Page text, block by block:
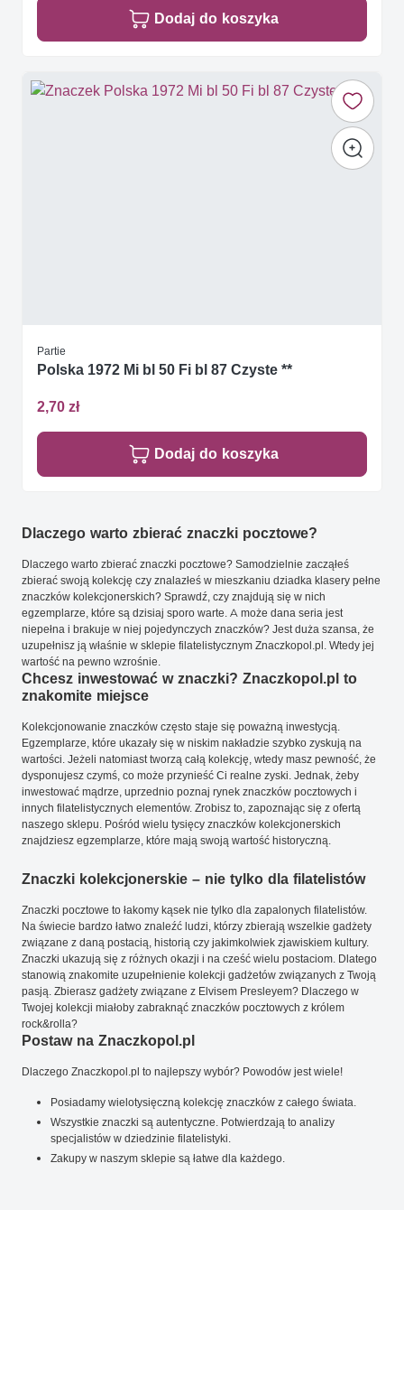
Dodaj do koszyka
Partie
Polska 1972 Mi bl 50 Fi bl 87 Czyste **
2,70 zł
Dodaj do koszyka
Dlaczego warto zbierać znaczki pocztowe?
Dlaczego warto zbierać znaczki pocztowe? Samodzielnie zacząłeś
zbierać swoją kolekcję czy znalazłeś w mieszkaniu dziadka klasery pełne
znaczków kolekcjonerskich? Sprawdź, czy znajdują się w nich
egzemplarze, które są dzisiaj sporo warte. A może dana seria jest
niepełna i brakuje w niej pojedynczych znaczków? Jest duża szansa, że
uzupełnisz ją właśnie w sklepie filatelistycznym Znaczkopol.pl. Wtedy jej
wartość na pewno wzrośnie.
Chcesz inwestować w znaczki? Znaczkopol.pl to
znakomite miejsce
Kolekcjonowanie znaczków często staje się poważną inwestycją.
Egzemplarze, które ukazały się w niskim nakładzie szybko zyskują na
wartości. Jeżeli natomiast tworzą całą kolekcję, wtedy masz pewność, że
dysponujesz czymś, co może przynieść Ci realne zyski. Jednak, żeby
inwestować mądrze, uprzednio poznaj rynek znaczków pocztowych i
innych filatelistycznych elementów. Zrobisz to, zapoznając się z ofertą
naszego sklepu. Pośród wielu tysięcy znaczków kolekcjonerskich
znajdziesz egzemplarze, które mają swoją wartość historyczną.
Znaczki kolekcjonerskie – nie tylko dla filatelistów
Znaczki pocztowe to łakomy kąsek nie tylko dla zapalonych filatelistów.
Na świecie bardzo łatwo znaleźć ludzi, którzy zbierają wszelkie gadżety
związane z daną postacią, historią czy jakimkolwiek zjawiskiem kultury.
Znaczki ukazują się z różnych okazji i na cześć wielu postaciom. Dlatego
stanowią znakomite uzupełnienie kolekcji gadżetów związanych z Twoją
pasją. Zbierasz gadżety związane z Elvisem Presleyem? Dlaczego w
Twojej kolekcji miałoby zabraknąć znaczków pocztowych z królem
rock&rolla?
Postaw na Znaczkopol.pl
Dlaczego Znaczkopol.pl to najlepszy wybór? Powodów jest wiele!
Posiadamy wielotysięczną kolekcję znaczków z całego świata.
Wszystkie znaczki są autentyczne. Potwierdzają to analizy
specjalistów w dziedzinie filatelistyki.
Zakupy w naszym sklepie są łatwe dla każdego.